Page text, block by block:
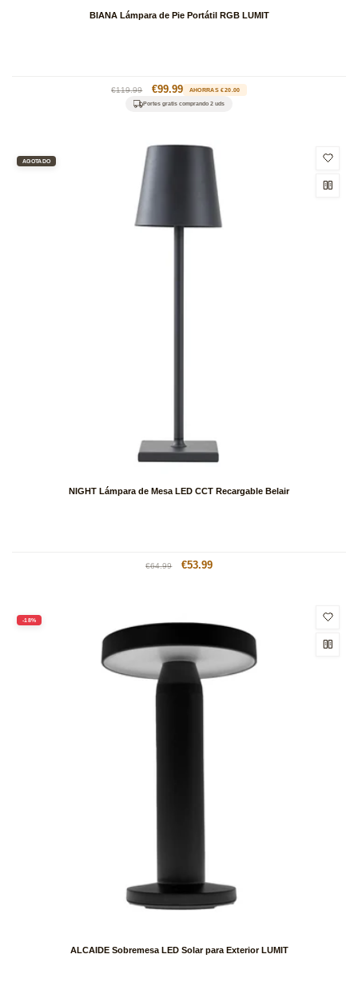
BIANA Lámpara de Pie Portátil RGB LUMIT
Precio
habitual
€119.99
Precio
de
€99.99 AHORRAS €20.00
Portes gratis comprando 2 uds
AGOTADO
NIGHT Lámpara de Mesa LED CCT Recargable Belair
Precio
€64.99
Precio
€53.99
-18%
ALCAIDE Sobremesa LED Solar para Exterior LUMIT